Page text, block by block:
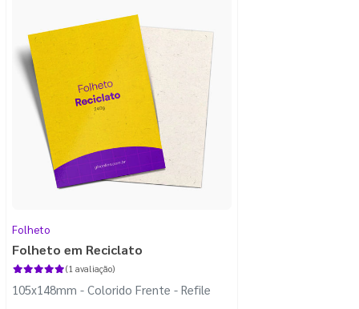
Folheto
Folheto em Reciclato
(1 avaliação)
105x148mm - Colorido Frente - Refile